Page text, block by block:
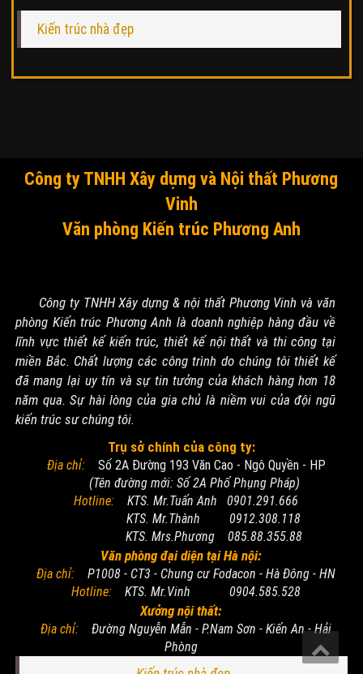
Kiến trúc nhà đẹp
Công ty TNHH Xây dựng và Nội thất Phương
Vinh
Văn phòng Kiến trúc Phương Anh
Công ty TNHH Xây dựng & nội thất Phương Vinh và văn
phòng Kiến trúc Phương Anh là doanh nghiệp hàng đầu về
lĩnh vực thiết kế kiến trúc, thiết kế nội thất và thi công tại
miền Bắc. Chất lượng các công trình do chúng tôi thiết kế
đã mang lại uy tín và sự tin tưởng của khách hàng hơn 18
năm qua. Sự hài lòng của gia chủ là niềm vui của đội ngũ
kiến trúc sư chúng tôi.
Trụ sở chính của công ty:
Địa chỉ:Số 2A Đường 193 Văn Cao - Ngô Quyền - HP
(Tên đường mới: Số 2A Phố Phụng Pháp)
Hotline: KTS. Mr.Tuấn Anh 0901.291.666
KTS. Mr.Thành 0912.308.118
KTS. Mrs.Phương 085.88.355.88
Văn phòng đại diện tại Hà nội:
Địa chỉ: P1008 - CT3 - Chung cư Fodacon - Hà Đông - HN
Hotline: KTS. Mr.Vinh 0904.585.528
Xưởng nội thất:
Địa chỉ: Đường Nguyễn Mẫn - P.Nam Sơn - Kiến An - Hải
Phòng